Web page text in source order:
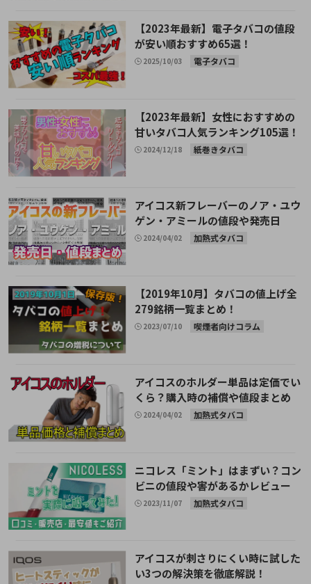
【2023年最新】電子タバコの値段
が安い順おすすめ65選！
2025/10/03 電子タバコ
【2023年最新】女性におすすめの
甘いタバコ人気ランキング105選！
2024/12/18 紙巻きタバコ
アイコス新フレーバーのノア・ユウ
ゲン・アミールの値段や発売日
2024/04/02 加熱式タバコ
【2019年10月】タバコの値上げ全
279銘柄一覧まとめ！
2023/07/10 喫煙者向けコラム
アイコスのホルダー単品は定価でい
くら？購入時の補償や値段まとめ
2024/04/02 加熱式タバコ
ニコレス「ミント」はまずい？コン
ビニの値段や害があるかレビュー
2023/11/07 加熱式タバコ
アイコスが刺さりにくい時に試した
い3つの解決策を徹底解説！